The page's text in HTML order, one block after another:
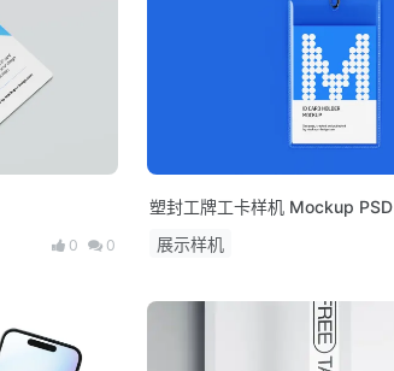
0 0
塑封工牌工卡样机 Mockup PSD
展示样机